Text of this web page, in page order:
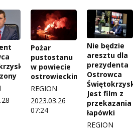
Pożar
pustostanu
w powiecie
ostrowieckim
REGION
2023.03.26
07:24
Nie będzie
aresztu dla
prezydenta
Ostrowca
Jest film z
przekazania
łapówki
REGION